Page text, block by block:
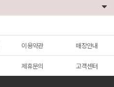
이용약관 매장안내
제휴문의 고객센터